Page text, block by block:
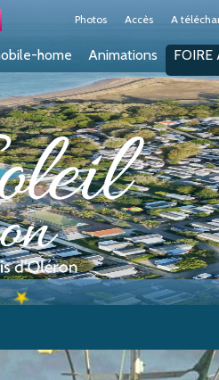
Photos Accès A
home Animations FOIRE